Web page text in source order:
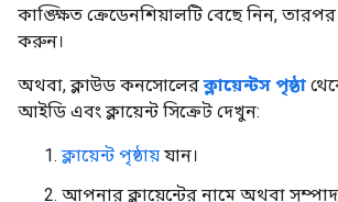
কাঙ্ক্ষিত ক্রেডেনশিয়ালটি বেছে নিন, তারপর
করুন।
অথবা, ক্লাউড কনসোলেরক্লায়েন্টস পৃষ্ঠা
আইডি এবং ক্লায়েন্ট সিক্রেট দেখুন:
ক্লায়েন্ট পৃষ্ঠায় যান।
আপনার ক্লায়েন্টের নামে অথবা